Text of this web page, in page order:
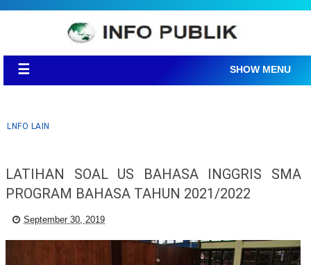
☰ SHOW MENU
LNFO LAIN
LATIHAN SOAL US BAHASA INGGRIS SMA
PROGRAM BAHASA TAHUN 2021/2022
September 30, 2019